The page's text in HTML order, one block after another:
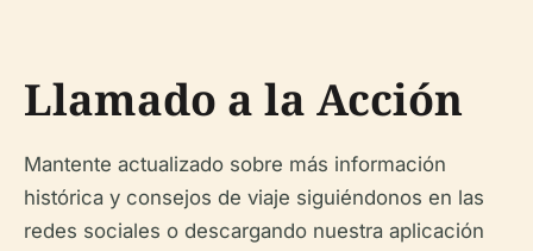
Llamado a la Acción
Mantente actualizado sobre más información
histórica y consejos de viaje siguiéndonos en las
redes sociales o descargando nuestra aplicación